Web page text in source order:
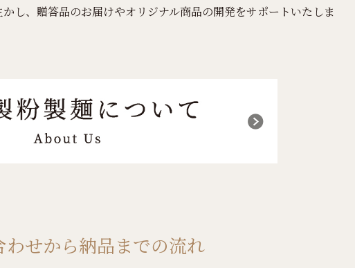
し、贈答品のお届けやオリジナル商品の開発をサポートいたしま
わせから納品までの流れ